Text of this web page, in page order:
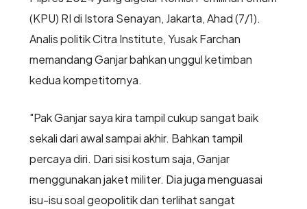
(KPU) RI di Istora Senayan, Jakarta, Ahad (7/1).
Analis politik Citra Institute, Yusak Farchan
memandang Ganjar bahkan unggul ketimban
kedua kompetitornya.
"Pak Ganjar saya kira tampil cukup sangat baik
sekali dari awal sampai akhir. Bahkan tampil
percaya diri. Dari sisi kostum saja, Ganjar
menggunakan jaket militer. Dia juga menguasai
isu-isu soal geopolitik dan terlihat sangat